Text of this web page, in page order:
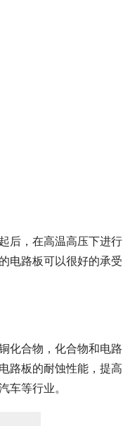
后，在高温高压下进行
电路板可以很好的承受
化合物，化合物和电路
路板的耐蚀性能，提高
等行业。